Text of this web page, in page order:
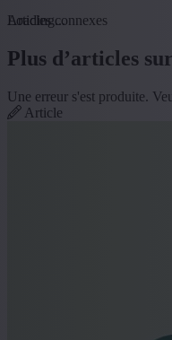
Loading...
Articles connexes
Plus d’articles
Une erreur s'est produite.
Article